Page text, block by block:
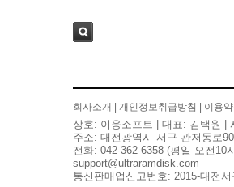
회사소개 개인정보취급방침 이용
상호: 이응소프트 | 대표: 김택원 |
주소: 대전광역시 서구 관저동로
전화: 042-362-6358 (평일 오전10
support@ultraramdisk.com
통신판매업신고번호: 2015-대전